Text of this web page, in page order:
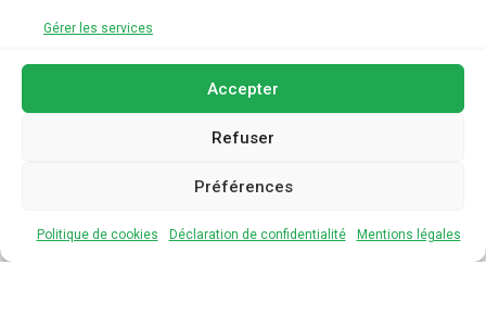
Gérer les services
Accepter
Refuser
Préférences
Politique de cookies Déclaration de confidentialité Mentions légales